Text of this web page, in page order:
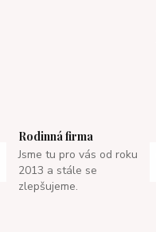
Rodinná firma
Jsme tu pro vás od roku
2013 a stále se
zlepšujeme.